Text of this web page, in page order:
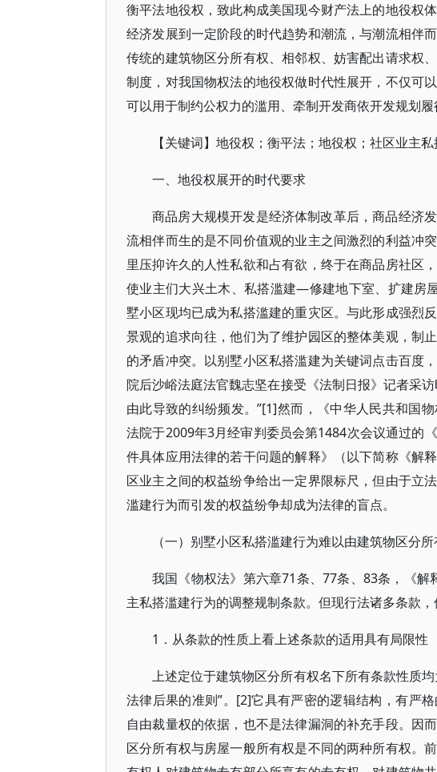
衡平法地役权，致此构成美国现今财产法上的地役权
经济发展到一定阶段的时代趋势和潮流，与潮流相伴
传统的建筑物区分所有权、相邻权、妨害配出请求权
制度，对我国物权法的地役权做时代性展开，不仅可
可以用于制约公权力的滥用、牵制开发商依开发规划履
【关键词】地役权；衡平法；地役权；社区业主
一、地役权展开的时代要求
商品房大规模开发是经济体制改革后，商品经济
流相伴而生的是不同价值观的业主之间激烈的利益冲
里压抑许久的人性私欲和占有欲，终于在商品房社区
使业主们大兴土木、私搭滥建—修建地下室、扩建房
墅小区现均已成为私搭滥建的重灾区。与此形成强烈
景观的追求向往，他们为了维护园区的整体美观，制
的矛盾冲突。以别墅小区私搭滥建为关键词点击百度
院后沙峪法庭法官魏志坚在接受《法制日报》记者采
由此导致的纠纷频发。”[1]然而，《中华人民共和国
法院于2009年3月经审判委员会第1484次会议通过的
件具体应用法律的若干问题的解释》（以下简称《解
区业主之间的权益纷争给出一定界限标尺，但由于立
滥建行为而引发的权益纷争却成为法律的盲点。
（一）别墅小区私搭滥建行为难以由建筑物区分
我国《物权法》第六章71条、77条、83条，《
主私搭滥建行为的调整规制条款。但现行法诸多条款
1．从条款的性质上看上述条款的适用具有局限性
上述定位于建筑物区分所有权名下所有条款性质
法律后果的准则”。[2]它具有严密的逻辑结构，有严
自由裁量权的依据，也不是法律漏洞的补充手段。因
区分所有权与房屋一般所有权是不同的两种所有权。